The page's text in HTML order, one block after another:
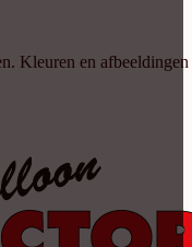
Kleuren en